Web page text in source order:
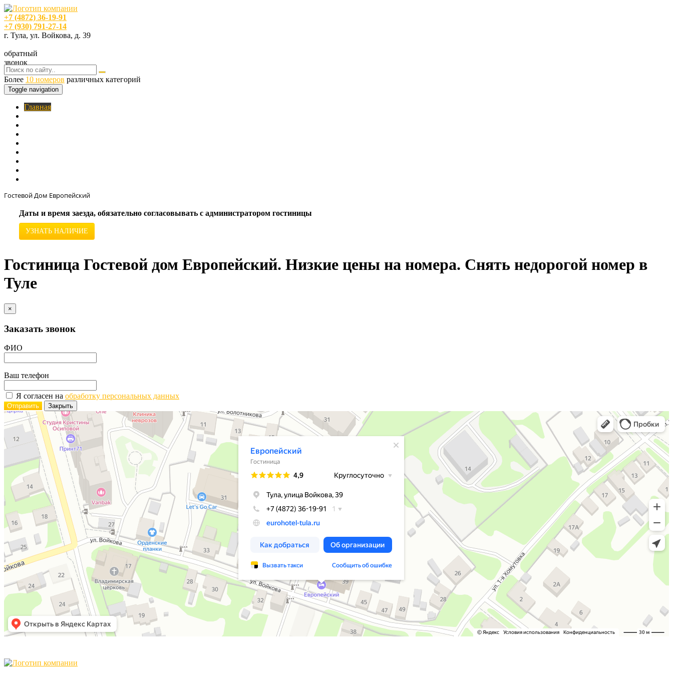
+7 (4872) 36-19-91
+7 (930) 791-27-14
г. Тула, ул. Войкова, д. 39
обратный
звонок
Более 10 номеров различных категорий
Toggle navigation
Главная
Гостевой Дом Европейский
Даты и время заезда, обязательно согласовывать с администратором гостиницы
УЗНАТЬ НАЛИЧИЕ
Гостиница Гостевой дом Европейский. Низкие цены на номера. Снять недорогой номер в
Туле
×
Заказать звонок
ФИО
Ваш телефон
Я согласен на обработку персональных данных
Отправить Закрыть